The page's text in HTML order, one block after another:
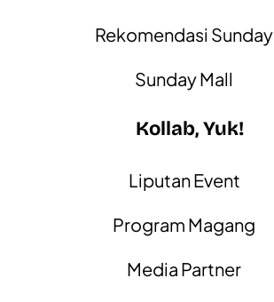
Rekomendasi Sunday
Sunday Mall
Kollab, Yuk!
Liputan Event
Program Magang
Media Partner